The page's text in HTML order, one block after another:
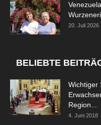
20. Juli 2026
BELIEBTE
Wichtiger
Region...
4. Juni 2018